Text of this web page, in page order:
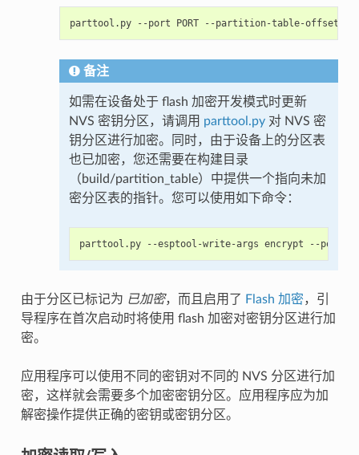
备注
如需在设备处于 flash 加密开发模式时更新
NVS 密钥分区，请调用 parttool.py 对 NVS 密
钥分区进行加密。同时，由于设备上的分区表
也已加密，您还需要在构建目录
（build/partition_table）中提供一个指向未加
密分区表的指针。您可以使用如下命令：
由于分区已标记为 已加密，而且启用了 Flash 加密，引
导程序在首次启动时将使用 flash 加密对密钥分区进行加
密。
应用程序可以使用不同的密钥对不同的 NVS 分区进行加
密，这样就会需要多个加密密钥分区。应用程序应为加
解密操作提供正确的密钥或密钥分区。